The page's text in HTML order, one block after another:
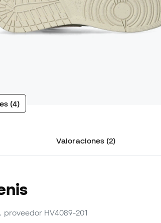
(4)
Valoraciones (2)
proveedor HV4089-201